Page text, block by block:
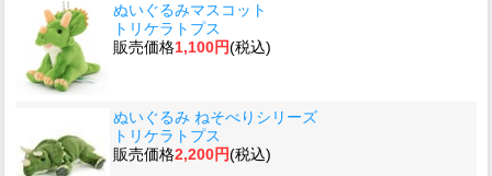
ぬいぐるみマスコット
トリケラトプス
販売価格1,100円(税込)
ぬいぐるみ ねそべりシリーズ
トリケラトプス
販売価格2,200円(税込)